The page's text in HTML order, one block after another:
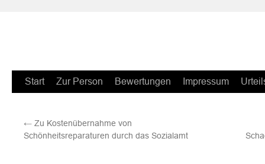
Zum
springen
Start Zur Person Bewertungen Impressum
← Zu Kostenübernahme von
Schönheitsreparaturen durch das Sozialamt